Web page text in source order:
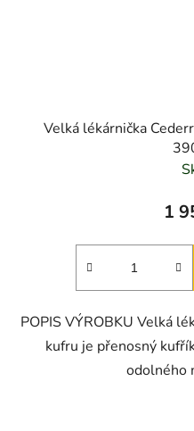
Velká lékárnička
1
POPIS VÝROBKU Velká
kufru je přenosný
odolného